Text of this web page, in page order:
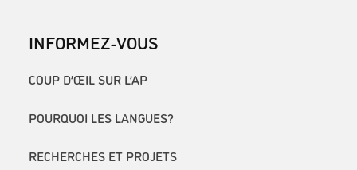
INFORMEZ-VOUS
COUP D’ŒIL SUR L’AP
POURQUOI LES LANGUES?
RECHERCHES ET PROJETS